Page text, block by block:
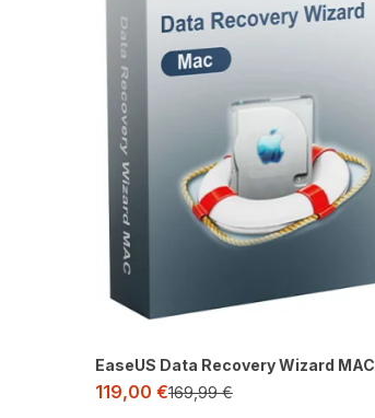
EaseUS Data Recovery Wizard MAC
119,00 €169,99€